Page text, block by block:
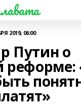
2019, 06:00
Путин о